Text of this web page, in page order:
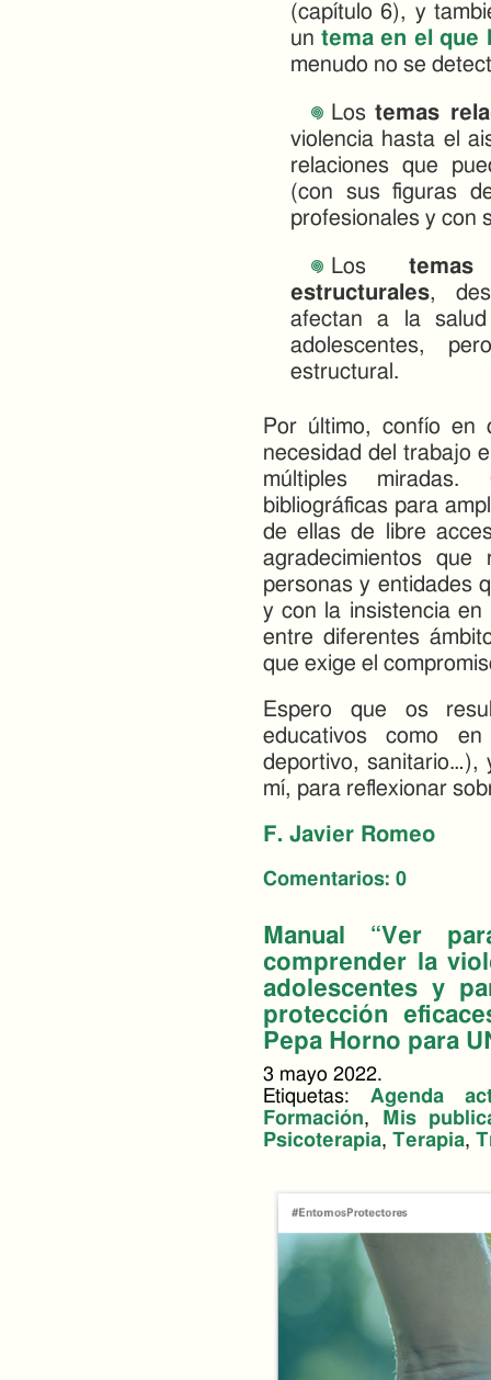
(capítulo 6), y
un tema en el que
menudo no se
Lostemas
violencia hasta el
relaciones que
(con sus figuras
profesionales y con
Los
estructurales,
afectan a la
adolescentes,
estructural.
Por último, confío en
necesidad del trabajo
múltiples miradas.
bibliográficas para
de ellas de libre
agradecimientos
personas y entidades
y con la insistencia en
entre diferentes
que exige el
Espero que os
educativos como
deportivo, sanitario…),
mí, para reflexionar
F. Javier Romeo
Comentarios: 0
Manual “Ver
comprender la
adolescentes y
protección
Pepa Horno para
3 mayo 2022.
Etiquetas:Agenda
Formación,
Mis
Psicoterapia, Terapia,